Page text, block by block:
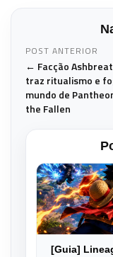
POST ANTERIOR
← Facção
traz ritualismo e
mundo de
the Fallen
[Guia]